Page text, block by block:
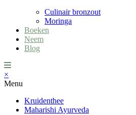
Culinair bronzout
Moringa
Boeken
Neem
Blog
×
Menu
Kruidenthee
Maharishi Ayurveda